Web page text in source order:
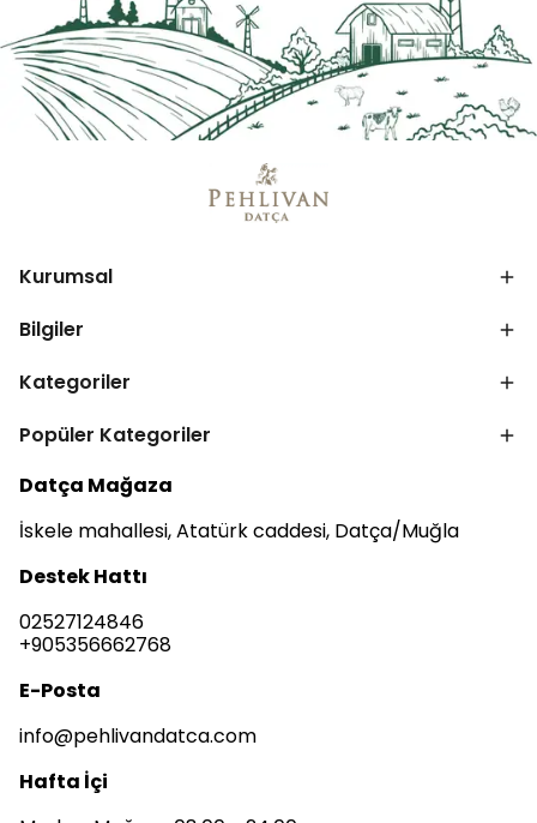
Kurumsal
Bilgiler
Kategoriler
Popüler Kategoriler
Datça Mağaza
İskele mahallesi, Atatürk caddesi, Datça/Muğla
Destek Hattı
02527124846
+905356662768
E-Posta
info@pehlivandatca.com
Hafta İçi